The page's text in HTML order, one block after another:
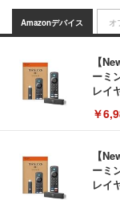
Amazonデバイス
【
ーミ
レイ
￥
【
ーミ
レイ
オ